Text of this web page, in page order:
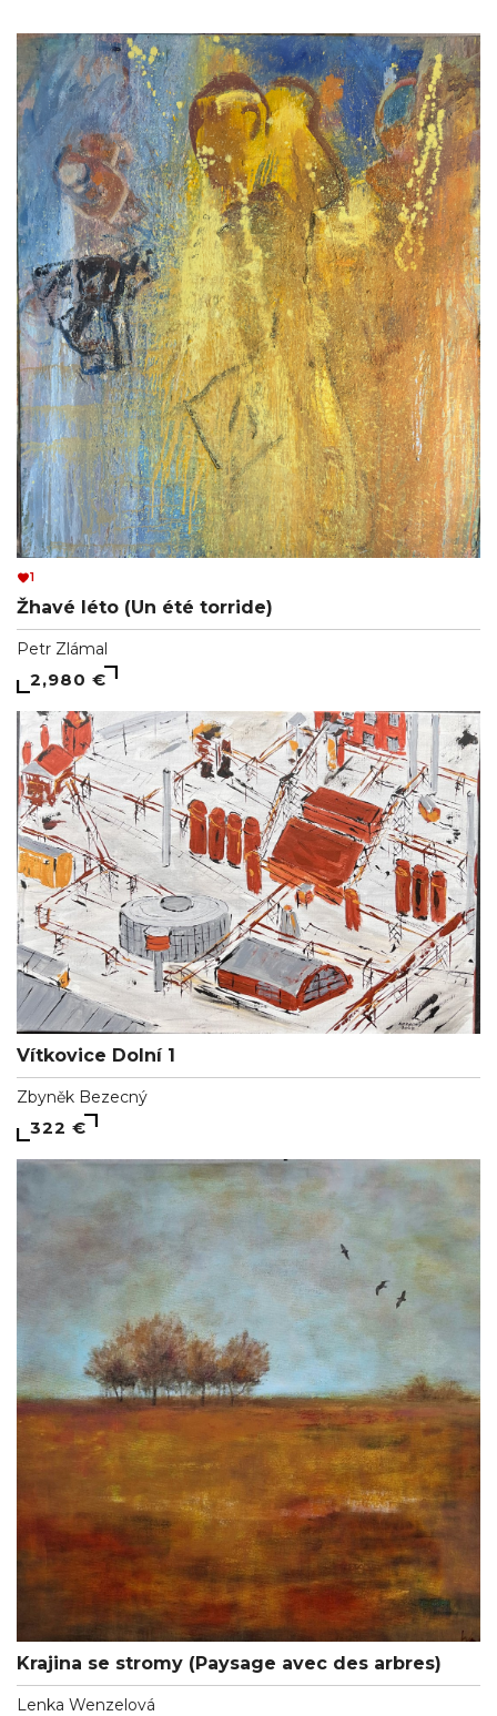
1
Žhavé léto (Un été torride)
Petr Zlámal
2,980 €
Vítkovice Dolní 1
Zbyněk Bezecný
322 €
Krajina se stromy (Paysage avec des arbres)
Lenka Wenzelová